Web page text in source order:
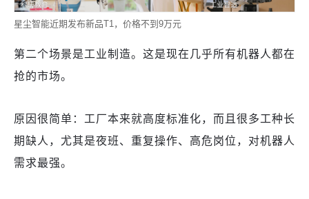
星尘智能近期发布新品T1，价格不到9万元
第二个场景是工业制造。这是现在几乎所有机器人都在
抢的市场。
原因很简单：工厂本来就高度标准化，而且很多工种长
期缺人，尤其是夜班、重复操作、高危岗位，对机器人
需求最强。